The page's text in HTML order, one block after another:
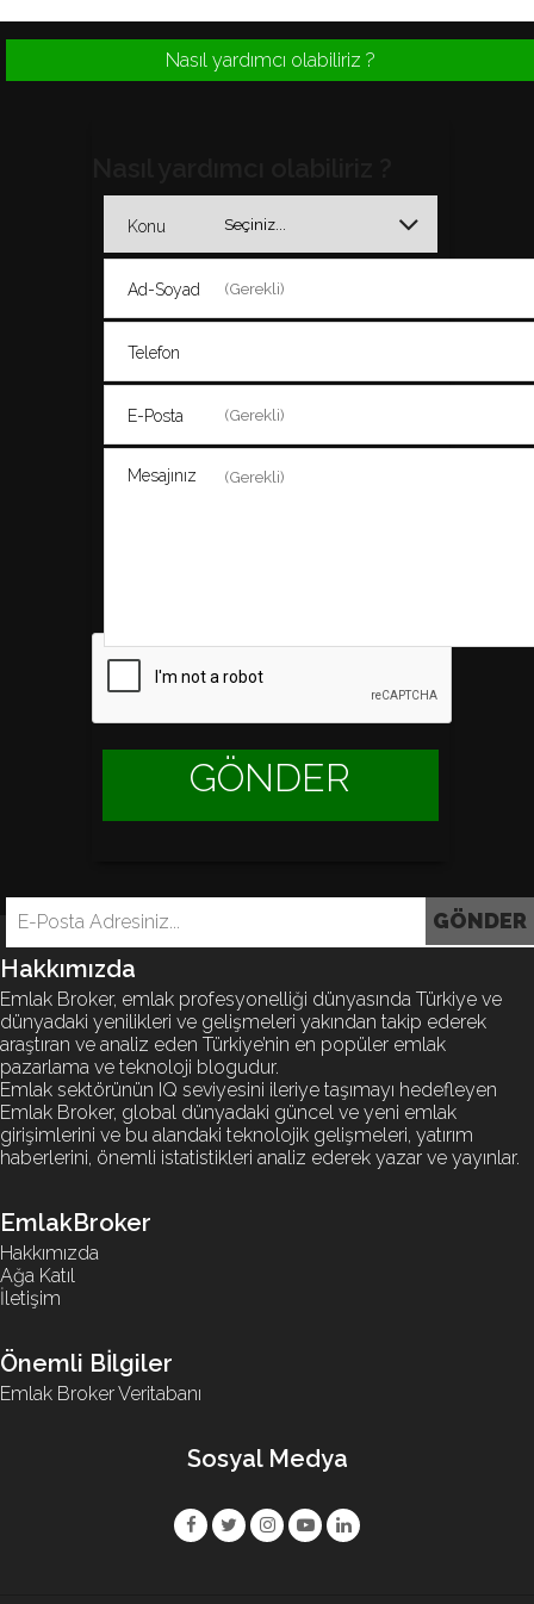
Nasıl yardımcı olabiliriz ?
Konu
Ad-Soyad
Telefon
E-Posta
Mesajınız
GÖNDER
Hakkımızda
Emlak Broker, emlak profesyonelliği dünyasında Türkiye ve
dünyadaki yenilikleri ve gelişmeleri yakından takip ederek
araştıran ve analiz eden Türkiye’nin en popüler emlak
pazarlama ve teknoloji blogudur.
Emlak sektörünün IQ seviyesini ileriye taşımayı hedefleyen
Emlak Broker, global dünyadaki güncel ve yeni emlak
girişimlerini ve bu alandaki teknolojik gelişmeleri, yatırım
haberlerini, önemli istatistikleri analiz ederek yazar ve yayınlar.
EmlakBroker
Hakkımızda
Ağa Katıl
İletişim
Önemli Bİlgiler
Emlak Broker Veritabanı
Sosyal Medya